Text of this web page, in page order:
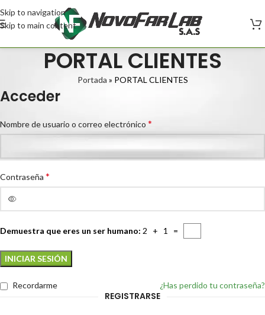
Skip to navigation
Skip to main content
PORTAL CLIENTES
Portada » PORTAL CLIENTES
Acceder
Nombre de usuario o correo electrónico *
Contraseña *
Demuestra que eres un ser humano: 2 + 1 =
INICIAR SESIÓN
¿Has perdido tu contraseña?
Recordarme
REGISTRARSE